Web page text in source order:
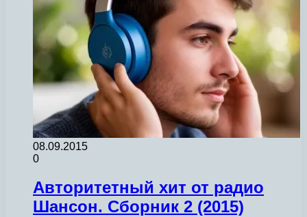
08.09.2015
0
Авторитетный хит от радио
Шансон. Сборник 2 (2015)